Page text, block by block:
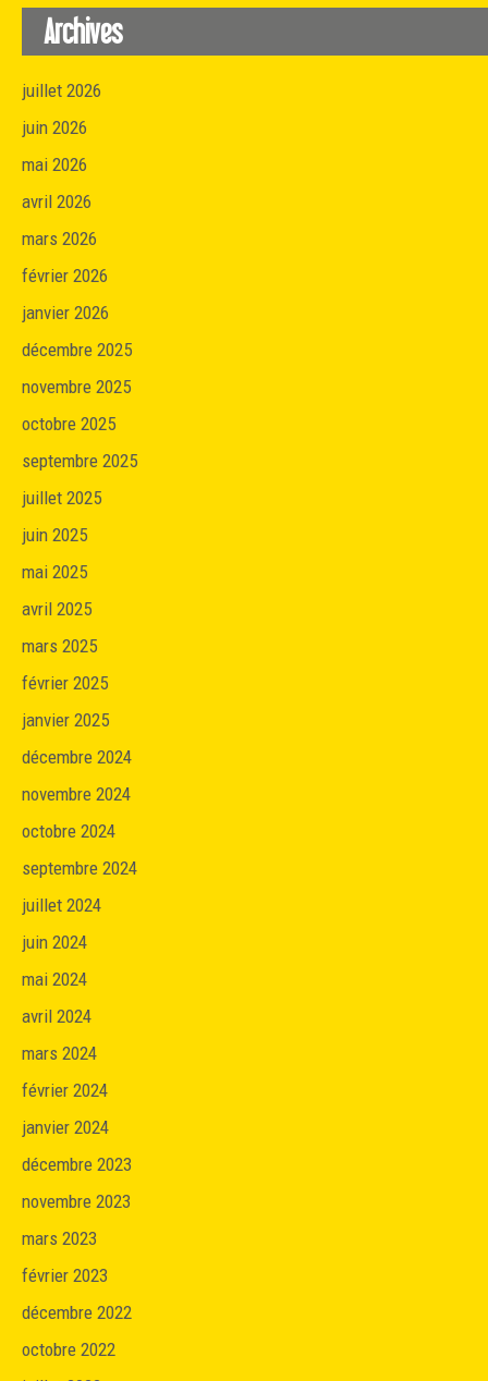
Archives
juillet 2026
juin 2026
mai 2026
avril 2026
mars 2026
février 2026
janvier 2026
décembre 2025
novembre 2025
octobre 2025
septembre 2025
juillet 2025
juin 2025
mai 2025
avril 2025
mars 2025
février 2025
janvier 2025
décembre 2024
novembre 2024
octobre 2024
septembre 2024
juillet 2024
juin 2024
mai 2024
avril 2024
mars 2024
février 2024
janvier 2024
décembre 2023
novembre 2023
mars 2023
février 2023
décembre 2022
octobre 2022